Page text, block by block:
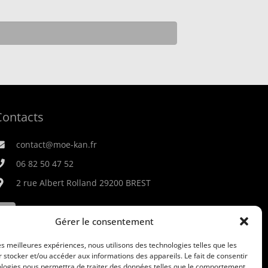
Gérer le consentement
meilleures expériences, nous utilisons des technologies telles que les
stocker et/ou accéder aux informations des appareils. Le fait de consentir
contact@moe-kan.fr
06 82 50 47 52
2 rue Albert Rolland 29200 BREST